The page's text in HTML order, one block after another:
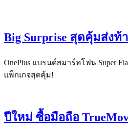
Big Surprise สุดคุ้มส่งท้า
OnePlus แบรนด์สมาร์ทโฟน Super
แพ็กเกจสุดคุ้ม!
ปีใหม่ ซื้อมือถือ